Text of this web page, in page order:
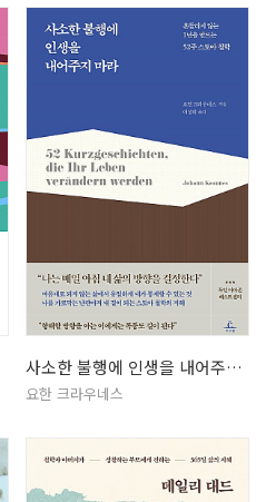
사소한 불행에 인생을 내어주지 마라
요한 크라우네스